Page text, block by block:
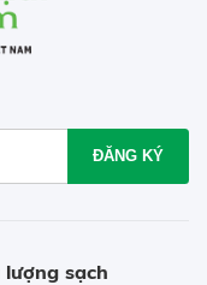
ĐĂNG KÝ
lượng sạch